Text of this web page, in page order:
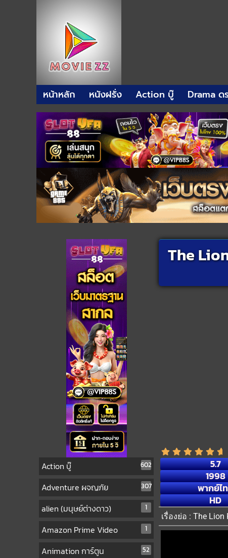
หน้าหลัก หนังฝรั่ง Action บู๊ Drama ด
Action บู๊ 602
Adventure ผจญภัย 307
alien (มนุษย์ต่างดาว) 1
Amazon Prime Video 1
Animation การ์ตูน 52
The
5.7
1998
พากย์ไ
HD
เรื่องย่อ : The